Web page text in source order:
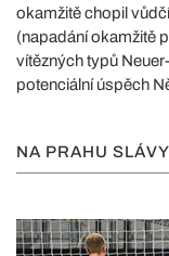
okamžitě chopil
(napadání okamžitě
vítězných typů
potenciální úspěch
NA PRAHU